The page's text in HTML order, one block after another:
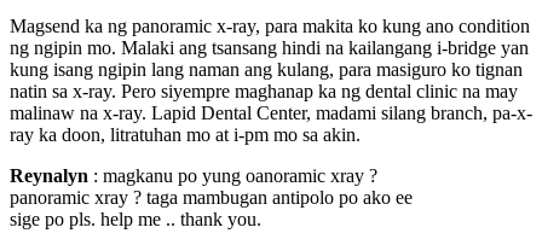
Magsend ka ng panoramic x-ray, para makita ko kung ano condition
ng ngipin mo. Malaki ang tsansang hindi na kailangang i-bridge yan
kung isang ngipin lang naman ang kulang, para masiguro ko tignan
natin sa x-ray. Pero siyempre maghanap ka ng dental clinic na may
malinaw na x-ray. Lapid Dental Center, madami silang branch, pa-x-
ray ka doon, litratuhan mo at i-pm mo sa akin.
Reynalyn : magkanu po yung oanoramic xray ?
panoramic xray ? taga mambugan antipolo po ako ee
sige po pls. help me .. thank you.